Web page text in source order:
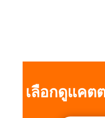
เลือกดูแคต